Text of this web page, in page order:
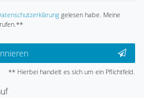
gelesen habe. Meine
** Hierbei handelt es sich um ein Pflichtfeld.